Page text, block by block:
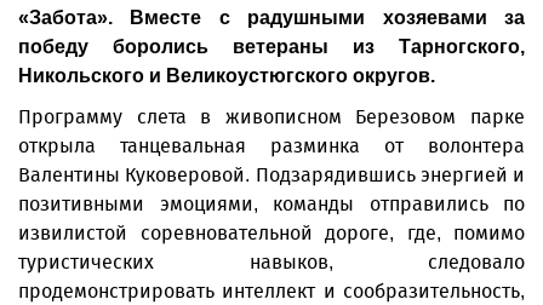
«Забота». Вместе с радушными хозяевами за
победу боролись ветераны из Тарногского,
Никольского и Великоустюгского округов.
Программу слета в живописном Березовом парке
открыла танцевальная разминка от волонтера
Валентины Куковеровой. Подзарядившись энергией и
позитивными эмоциями, команды отправились по
извилистой соревновательной дороге, где, помимо
туристических навыков, следовало
продемонстрировать интеллект и сообразительность,